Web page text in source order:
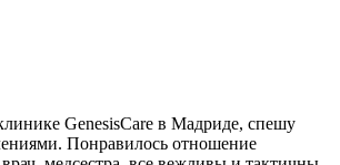
GenesisСare в Мадриде, спешу
Понравилось отношение